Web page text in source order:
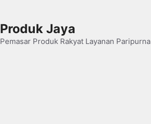
Produk Jaya
Pemasar Produk Rakyat Layanan Paripurna